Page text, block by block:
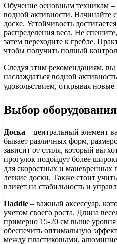
Обучение основным техникам –
водной активности. Начинайте
доске. Устойчивость
распределения веса. Не
затем переходите к гребле.
чтобы получить полный
Следуя этим рекомендациям,
наслаждаться водной
удовольствием, открывая
Выбор
Доска – центральный элемент
бывает различных форм,
зависит от стиля, который вы
прогулок подойдут более
для скоростных и маневренных
легкие доски. Также стоит
влияет на стабильность и
Пaddle – важный аксессуар,
учетом своего роста. Длина
примерно 15-20 см выше уровня
обеспечить оптимальную
между пластиковыми,